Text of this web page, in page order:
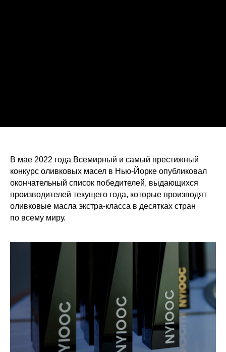
В мае 2022 года Всемирный и самый престижный
конкурс оливковых масел в Нью-Йорке опубликовал
окончательный список победителей, выдающихся
производителей текущего года, которые производят
оливковые масла экстра-класса в десятках стран
по всему миру.